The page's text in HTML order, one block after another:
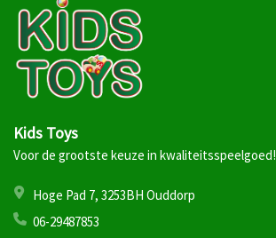
Kids Toys
Voor de grootste keuze in kwaliteitsspeelgoed!
Hoge Pad 7, 3253BH Ouddorp
06-29487853